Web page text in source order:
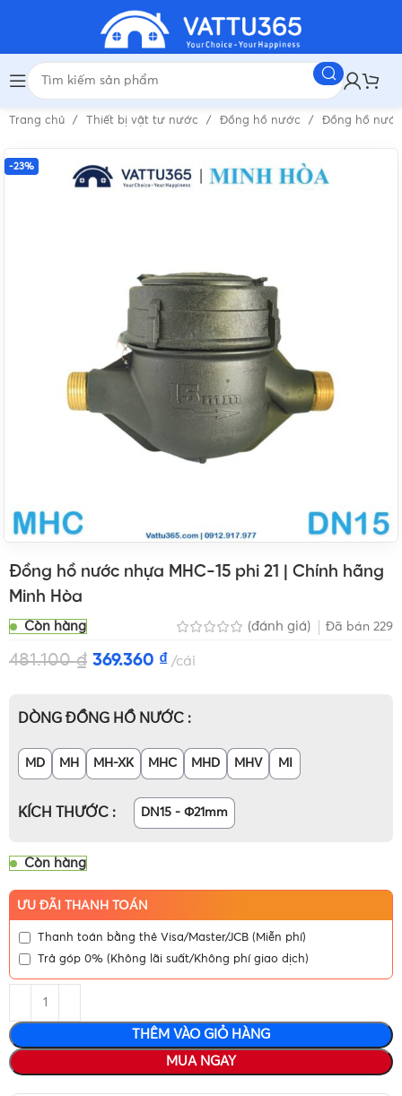
Trang chủ Thiết bị vật tư nước Đồng hồ nước Đồng hồ
-23%
Đồng hồ nước nhựa MHC-15 phi 21 | Chính hãng
Minh Hòa
Còn hàng (đánh giá) Đã bán 229
481.100₫ 369.360 ₫ cái
DÒNG ĐỒNG HỒ NƯỚC
MD MH MH-XK MHC MHD MHV MI
KÍCH THƯỚC DN15 - Φ21mm
Còn hàng
ƯU ĐÃI THANH TOÁN
Thanh toán bằng thẻ Visa/Master/JCB (Miễn phí)
Trả góp 0% (Không lãi suất/Không phí giao dịch)
THÊM VÀO GIỎ HÀNG
MUA NGAY